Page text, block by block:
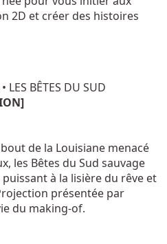
2D et créer des histoires
LES BÊTES DU SUD
de la Louisiane menacé
les Bêtes du Sud sauvage
à la lisière du rêve et
présentée par
du making-of.